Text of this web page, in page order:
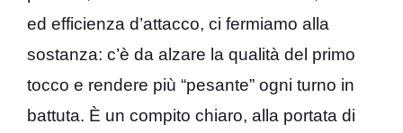
ed efficienza d’attacco, ci fermiamo alla
sostanza: c’è da alzare la qualità del primo
tocco e rendere più “pesante” ogni turno in
battuta. È un compito chiaro, alla portata di